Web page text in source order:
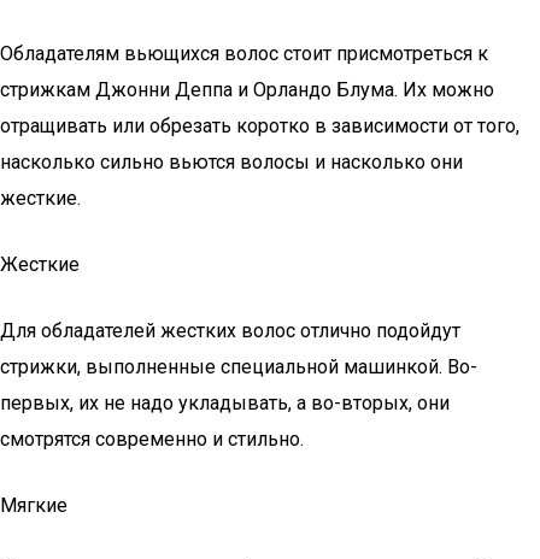
Обладателям вьющихся волос стоит присмотреться к
стрижкам Джонни Деппа и Орландо Блума. Их можно
отращивать или обрезать коротко в зависимости от того,
насколько сильно вьются волосы и насколько они
жесткие.
Жесткие
Для обладателей жестких волос отлично подойдут
стрижки, выполненные специальной машинкой. Во-
первых, их не надо укладывать, а во-вторых, они
смотрятся современно и стильно.
Мягкие